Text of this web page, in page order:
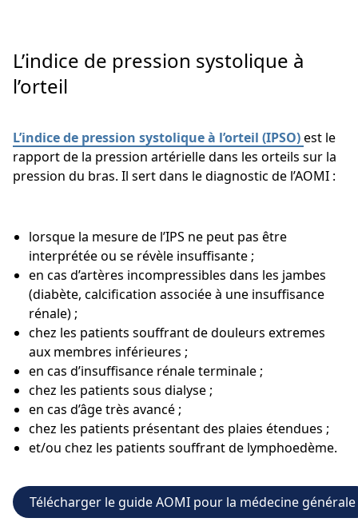
L’indice de pression systolique à
l’orteil
L’indice de pression systolique à l’orteil (IPSO)est le
rapport de la pression artérielle dans les orteils sur la
pression du bras. Il sert dans le diagnostic de l’AOMI :
lorsque la mesure de l’IPS ne peut pas être
interprétée ou se révèle insuffisante ;
en cas d’artères incompressibles dans les jambes
(diabète, calcification associée à une insuffisance
rénale) ;
chez les patients souffrant de douleurs extremes
aux membres inférieures ;
en cas d’insuffisance rénale terminale ;
chez les patients sous dialyse ;
en cas d’âge très avancé ;
chez les patients présentant des plaies étendues ;
et/ou chez les patients souffrant de lymphoedème.
Télécharger le guide AOMI pour la médecine générale